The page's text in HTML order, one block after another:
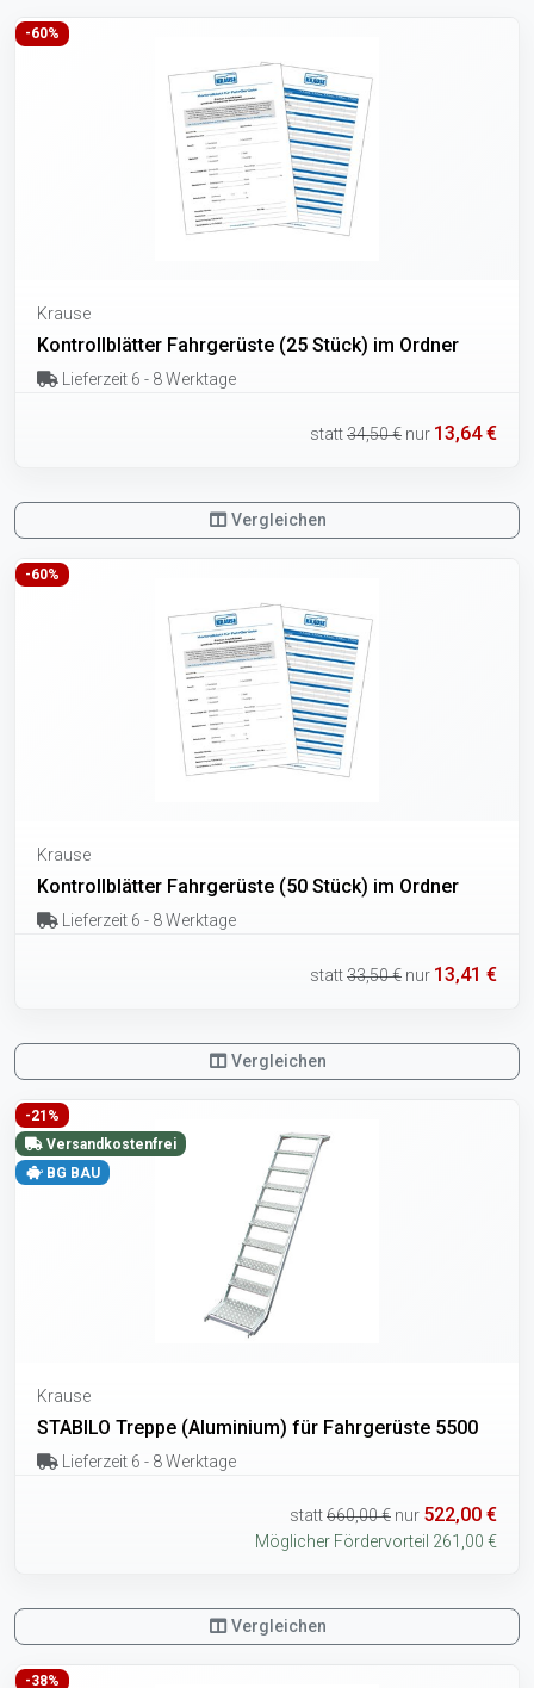
-60%
Krause
Kontrollblätter Fahrgerüste (25 Stück) im Ordner
Lieferzeit 6 - 8 Werktage
statt34,50 € nur 13,64 €
Vergleichen
-60%
Krause
Kontrollblätter Fahrgerüste (50 Stück) im Ordner
Lieferzeit 6 - 8 Werktage
statt33,50 € nur 13,41 €
Vergleichen
-21%
Versandkostenfrei
BG BAU
Krause
STABILO Treppe (Aluminium) für Fahrgerüste 5500
Lieferzeit 6 - 8 Werktage
statt660,00 € nur 522,00 €
Möglicher Fördervorteil 261,00 €
Vergleichen
-38%